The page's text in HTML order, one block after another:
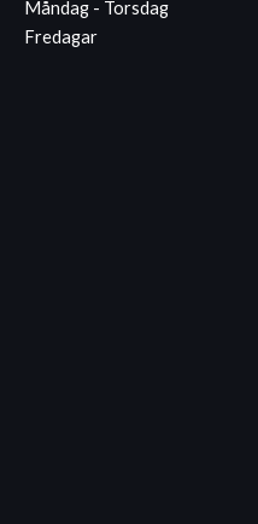
Måndag - Torsdag
Fredagar